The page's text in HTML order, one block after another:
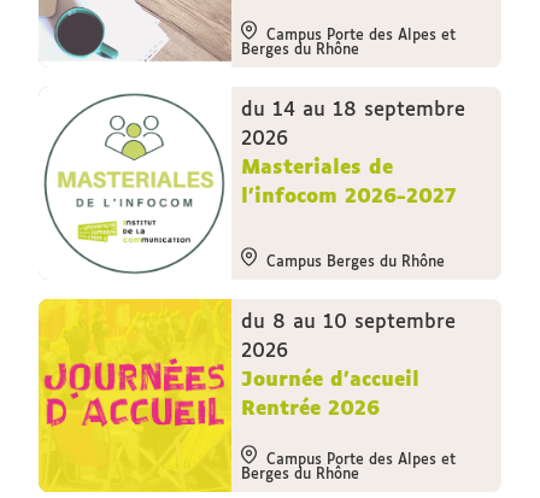
Campus Porte des Alpes et
Berges du Rhône
du 14 au 18 septembre
2026
Masteriales de
l'infocom 2026-2027
Campus Berges du Rhône
du 8 au 10 septembre
2026
Journée d'accueil
Rentrée 2026
Campus Porte des Alpes et
Berges du Rhône